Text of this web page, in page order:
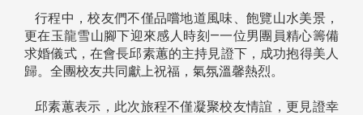
行程中，校友們不僅品嚐地道風味、飽覽山水美景，
更在玉龍雪山腳下迎來感人時刻—一位男團員精心籌備
求婚儀式，在會長邱素蕙的主持見證下，成功抱得美人
歸。全團校友共同獻上祝福，氣氛溫馨熱烈。
邱素蕙表示，此次旅程不僅凝聚校友情誼，更見證幸